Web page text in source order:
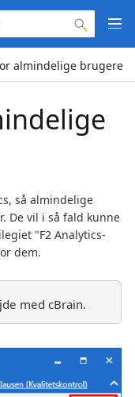
almindelige brugere
så almindelige
De vil i så fald kunne
"F2 Analytics-
dem.
med cBrain.